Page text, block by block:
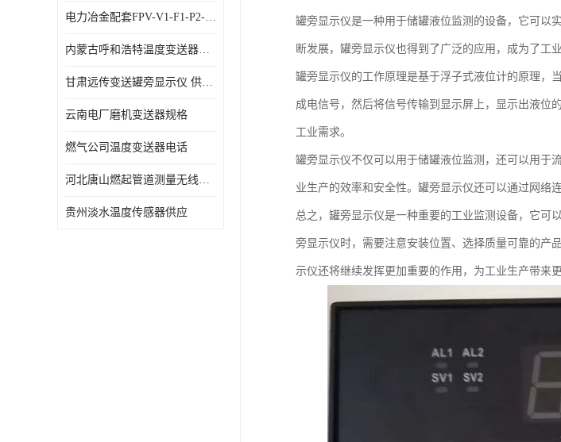
电力冶金配套FPV-V1-F1-P2-03电压变送器
内蒙古呼和浩特温度变送器配套罐旁显示仪供应 性能稳定
甘肃远传变送罐旁显示仪 供应及时
云南电厂磨机变送器规格
燃气公司温度变送器电话
河北唐山燃起管道测量无线压力变送器型号 性能稳定
贵州淡水温度传感器供应
罐旁显示仪是一种用于储罐液位监测的设备，它可以
断发展，罐旁显示仪也得到了广泛的应用，成为了工
罐旁显示仪的工作原理是基于浮子式液位计的原理，
成电信号，然后将信号传输到显示屏上，显示出液位
工业需求。
罐旁显示仪不仅可以用于储罐液位监测，还可以用于
业生产的效率和安全性。罐旁显示仪还可以通过网络
总之，罐旁显示仪是一种重要的工业监测设备，它可
旁显示仪时，需要注意安装位置、选择质量可靠的产
示仪还将继续发挥更加重要的作用，为工业生产带来